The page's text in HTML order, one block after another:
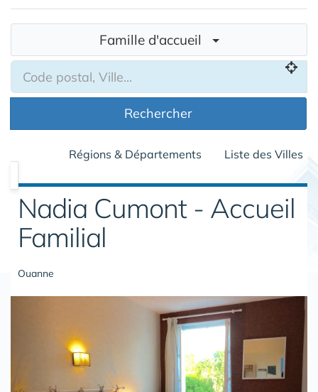
Famille d'accueil
Rechercher
Régions & Départements Liste des Villes
Nadia Cumont - Accueil
Familial
Ouanne